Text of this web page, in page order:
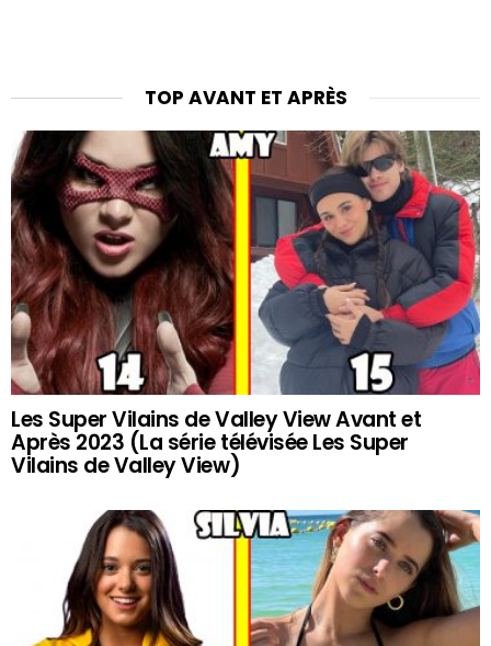
TOP AVANT ET APRÈS
Les Super Vilains de Valley View Avant et
Après 2023 (La série télévisée Les Super
Vilains de Valley View)